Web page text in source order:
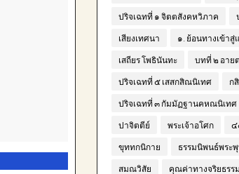
ปริจเฉทที่ ๑ จิตตสังคหวิภาค
เสียงเทศนา ๑. ย้อนทางเข้า
เสถียร โพธินันทะ บทที่ ๒ อาย
ปริจเฉทที่ ๕ เสสกสิณนิเทศ ก
ปริจเฉทที่ ๓ กัมมัฏฐานคหณนิเทศ
ปาจิตตีย์ พระเจ้าอโศก ๔
ขุททกนิกาย ธรรมนิพนธ์พระ
สมณวิสัย คุณค่าทางจริยธรรม